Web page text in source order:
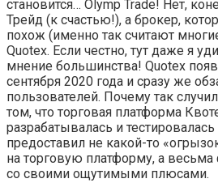
становится… Olymp Trade! Нет,
Трейд (к счастью!), а брокер,
похож (именно так считают
Quotex. Если честно, тут даже я
мнение большинства! Quotex
сентября 2020 года и сразу же
пользователей. Почему так
том, что торговая платформа
разрабатывалась и
предоставил не какой-то
на торговую платформу, а
со своими ощутимыми плюсами.